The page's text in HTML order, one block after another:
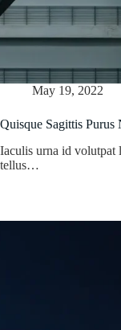
May 19, 2022
Quisque Sagittis Purus
Iaculis urna id volutpat
tellus…